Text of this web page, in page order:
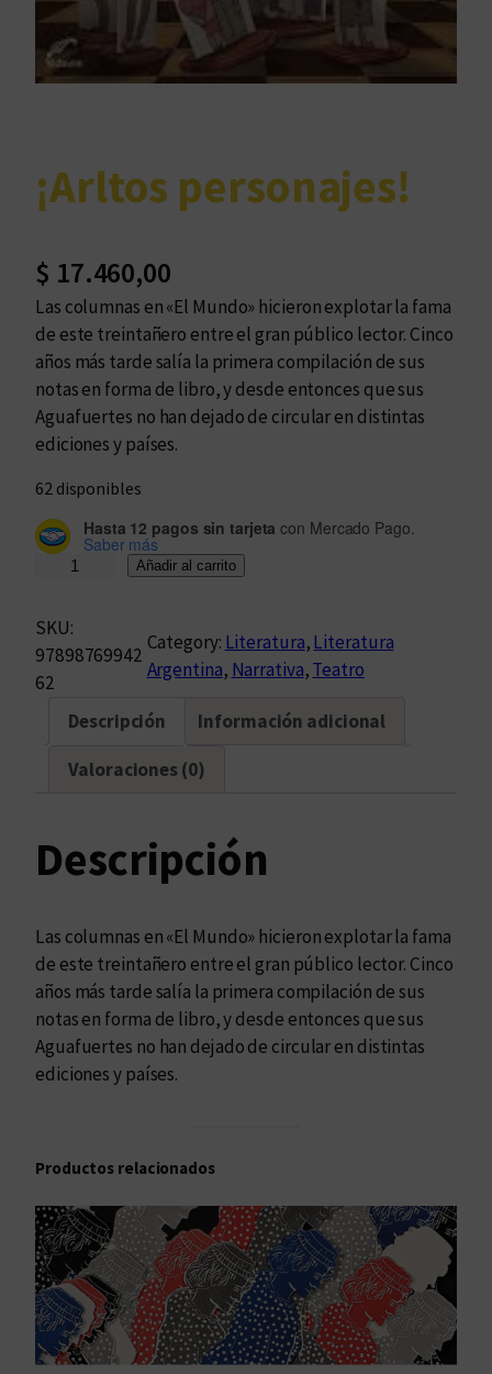
¡Arltos personajes!
$ 17.460,00
Las columnas en «El Mundo» hicieron explotar la fama
de este treintañero entre el gran público lector. Cinco
años más tarde salía la primera compilación de sus
notas en forma de libro, y desde entonces que sus
Aguafuertes no han dejado de circular en distintas
ediciones y países.
62 disponibles
Hasta 12 pagos sin tarjeta con Mercado Pago.
Saber más
r
l
t
s
j
e
s
!
c
a
i
a
d
Añadir al carrito
SKU:
97898769942
62
Category: Literatura, Literatura
Argentina, Narrativa, Teatro
Descripción Información adicional
Valoraciones (0)
Descripción
Las columnas en «El Mundo» hicieron explotar la fama
de este treintañero entre el gran público lector. Cinco
años más tarde salía la primera compilación de sus
notas en forma de libro, y desde entonces que sus
Aguafuertes no han dejado de circular en distintas
ediciones y países.
Productos relacionados